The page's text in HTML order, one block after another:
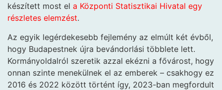
készített most el a Központi Statisztikai Hivatal egy
részletes elemzést.
Az egyik legérdekesebb fejlemény az elmúlt két évből,
hogy Budapestnek újra bevándorlási többlete lett.
Kormányoldalról szeretik azzal ekézni a fővárost, hogy
onnan szinte menekülnek el az emberek – csakhogy ez
2016 és 2022 között történt így, 2023-ban megfordult